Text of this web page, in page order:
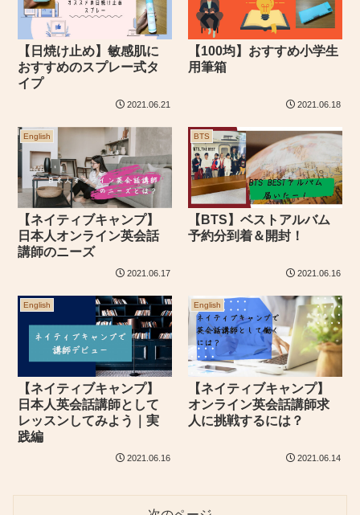
【日焼け止め】敏感肌に
おすすめのスプレー式タ
イプ
2021.06.21
【100均】おすすめ小学生
用筆箱
2021.06.18
English
【ネイティブキャンプ】
日本人オンライン英会話
講師のニーズ
2021.06.17
BTS
【BTS】ベストアルバム
予約分到着＆開封！
2021.06.16
English
【ネイティブキャンプ】
日本人英会話講師として
レッスンしてみよう｜実
践編
2021.06.16
English
【ネイティブキャンプ】
オンライン英会話講師求
人に挑戦するには？
2021.06.14